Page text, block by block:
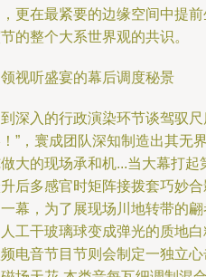
更在最紧要的边缘空间中提
的整个大系世界观的共识。
视听盛宴的幕后调度秘景
深入的行政演染环节谈驾驭
”，寰成团队深知制造出其无
大的现场承和机...当大幕打
后多感官时矩阵接拨套巧妙
幕，为了展现场川地转带的
工干玻璃球变成弹光的质地
电音节目节则会制定一独立